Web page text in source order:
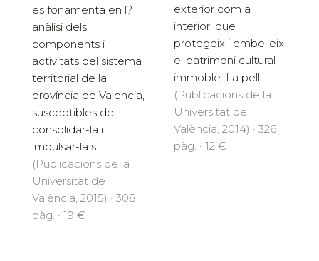
es fonamenta en l?
anàlisi dels
components i
activitats del sistema
territorial de la
província de Valencia,
susceptibles de
consolidar-la i
impulsar-la s...
(Publicacions de la
Universitat de
València, 2015) · 308
pàg. · 19 €
exterior com a
interior, que
protegeix i embelleix
el patrimoni cultural
immoble. La pell...
(Publicacions de la
Universitat de
València, 2014) · 326
pàg. · 12 €